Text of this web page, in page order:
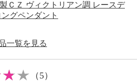
ＣＺ ヴィクトリアン調 レースデ
グペンダント
一覧を見る
（5）